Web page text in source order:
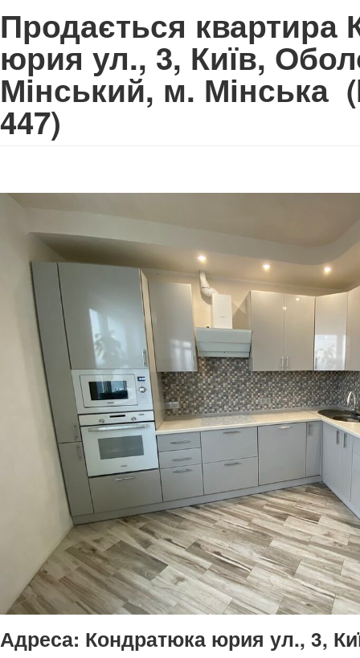
Продається квартира
юрия ул., 3, Київ,
Мінський, м. Мінська
447)
Адреса: Кондратюка юрия ул., 3,